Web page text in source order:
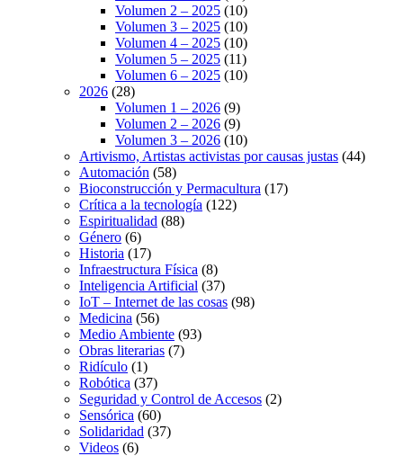
Volumen 2 – 2025 (10)
Volumen 3 – 2025 (10)
Volumen 4 – 2025 (10)
Volumen 5 – 2025 (11)
Volumen 6 – 2025 (10)
2026 (28)
Volumen 1 – 2026 (9)
Volumen 2 – 2026 (9)
Volumen 3 – 2026 (10)
Artivismo, Artistas activistas por causas justas (44)
Automación (58)
Bioconstrucción y Permacultura (17)
Crítica a la tecnología (122)
Espiritualidad (88)
Género (6)
Historia (17)
Infraestructura Física (8)
Inteligencia Artificial (37)
IoT – Internet de las cosas (98)
Medicina (56)
Medio Ambiente (93)
Obras literarias (7)
Ridículo (1)
Robótica (37)
Seguridad y Control de Accesos (2)
Sensórica (60)
Solidaridad (37)
Videos (6)